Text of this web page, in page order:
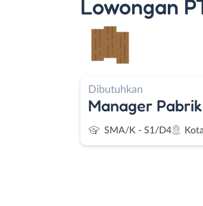
Lowongan
Dibutuhkan
Manager
SMA/K - S1/D4